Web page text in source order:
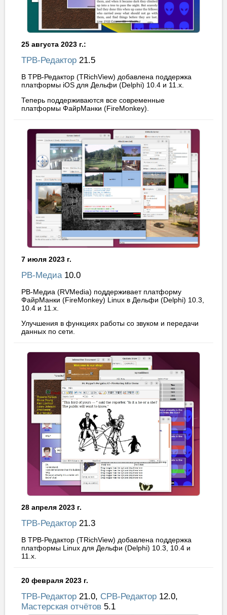
25 августа 2023 г.:
ТРВ-Редактор 21.5
В ТРВ-Редактор (TRichView) добавлена поддержка
платформы iOS для Дельфи (Delphi) 10.4 и 11.x.
Теперь поддерживаются все современные
платформы ФайрМанки (FireMonkey).
7 июля 2023 г.
РВ-Медиа 10.0
РВ-Медиа (RVMedia) поддерживает платформу
ФайрМанки (FireMonkey) Linux в Дельфи (Delphi) 10.3,
10.4 и 11.x.
Улучшения в функциях работы со звуком и передачи
данных по сети.
28 апреля 2023 г.
ТРВ-Редактор 21.3
В ТРВ-Редактор (TRichView) добавлена поддержка
платформы Linux для Дельфи (Delphi) 10.3, 10.4 и
11.x.
20 февраля 2023 г.
ТРВ-Редактор 21.0, СРВ-Редактор 12.0,
Мастерская отчётов 5.1